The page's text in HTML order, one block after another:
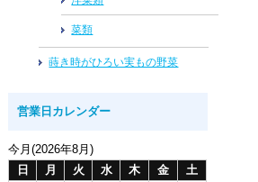
菜類
蒔き時がひろい実もの野菜
営業日カレンダー
今月(2026年8月)
日
月 火 水 木 金
土